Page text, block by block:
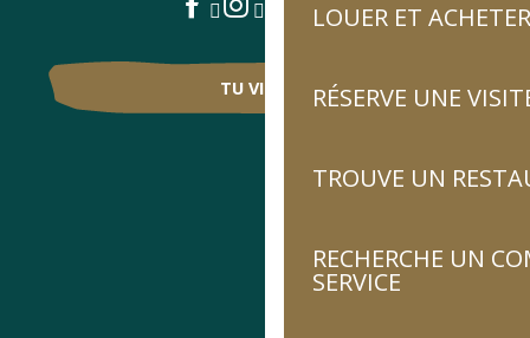
LOUER ET
RÉSERVE UNE
TROUVE UN
RECHERCHE UN
SERVICE
TU VIENS ?